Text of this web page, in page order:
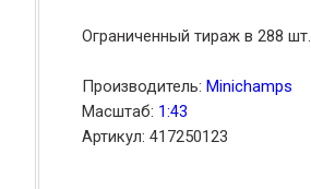
Ограниченный тираж в 288 шт.
Производитель: Minichamps
Масштаб: 1:43
Артикул: 417250123